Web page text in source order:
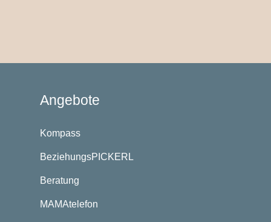
Angebote
Kompass
BeziehungsPICKERL
Beratung
MAMAtelefon